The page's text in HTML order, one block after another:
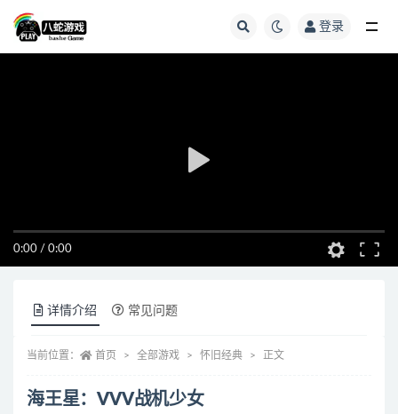
登录
0:00 / 0:00
详情介绍 常见问题
当前位置： 首页 全部游戏 怀旧经典 正文
海王星：VVV战机少女